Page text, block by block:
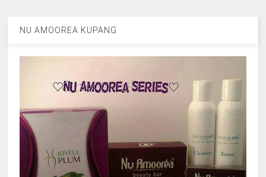
NU AMOOREA KUPANG